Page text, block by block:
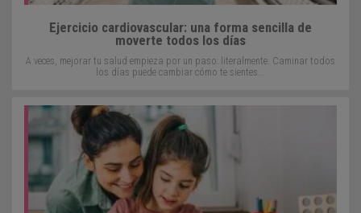
Ejercicio cardiovascular: una forma sencilla de
moverte todos los días
A veces, mejorar tu salud empieza por un paso: literalmente. Caminar todos
los días puede cambiar cómo te sientes...